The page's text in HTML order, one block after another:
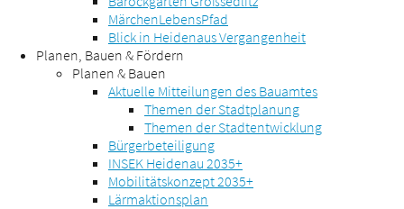
MärchenLebensPfad
Blick in Heidenaus Vergangenheit
Planen, Bauen & Fördern
Planen & Bauen
Aktuelle Mitteilungen des Bauamtes
Themen der Stadtplanung
Themen der Stadtentwicklung
Bürgerbeteiligung
INSEK Heidenau 2035+
Mobilitätskonzept 2035+
Lärmaktionsplan